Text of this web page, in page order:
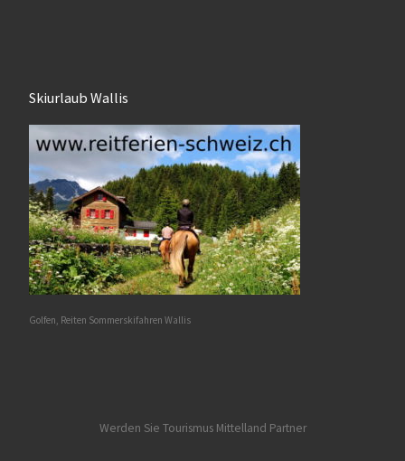
Skiurlaub Wallis
Golfen, Reiten Sommerskifahren Wallis
Werden Sie Tourismus Mittelland Partner